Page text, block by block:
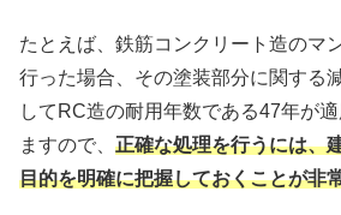
たとえば、鉄筋コンクリート造のマ
行った場合、その塗装部分に関する
してRC造の耐用年数である47年が
ますので、 正確な処理を行うには、
目的を明確に把握しておくことが非